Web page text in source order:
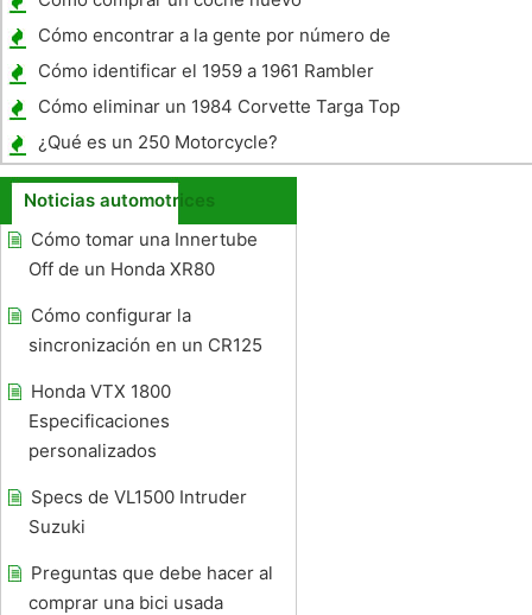
Cómo encontrar a la gente por número de
Placas
Cómo identificar el 1959 a 1961 Rambler
Coches
Cómo eliminar un 1984 Corvette Targa Top
¿Qué es un 250 Motorcycle?
Noticias automotrices
Cómo tomar una Innertube
Off de un Honda XR80
Cómo configurar la
sincronización en un CR125
Honda VTX 1800
Especificaciones
personalizados
Specs de VL1500 Intruder
Suzuki
Preguntas que debe hacer al
comprar una bici usada